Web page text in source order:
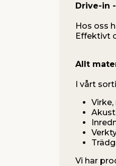
Drive-in
Hos oss
Effektivt
Allt
I vårt
Vi har